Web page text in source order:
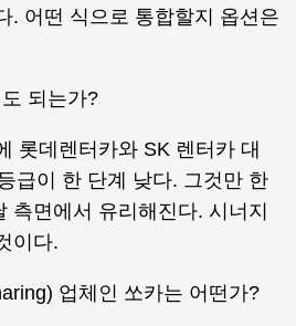
. 어떤 식으로 통합할지 옵션은
되는가?
롯데렌터카와 SK 렌터카 대
급이 한 단계 낮다. 그것만 한
측면에서 유리해진다. 시너지
이다.
업체인 쏘카는 어떤가?